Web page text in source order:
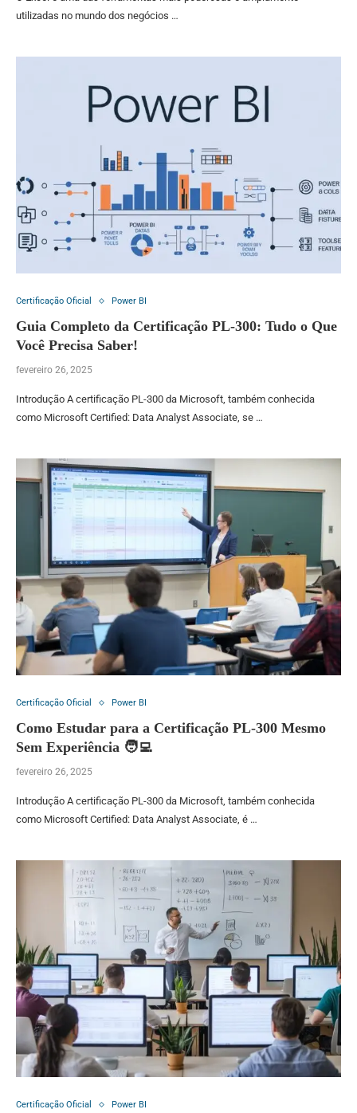
utilizadas no mundo dos negócios …
Certificação Oficial Power BI
Guia Completo da Certificação PL-300: Tudo o Que
Você Precisa Saber!
fevereiro 26, 2025
Introdução A certificação PL-300 da Microsoft, também conhecida
como Microsoft Certified: Data Analyst Associate, se …
Certificação Oficial Power BI
Como Estudar para a Certificação PL-300 Mesmo
Sem Experiência 🧑‍💻
fevereiro 26, 2025
Introdução A certificação PL-300 da Microsoft, também conhecida
como Microsoft Certified: Data Analyst Associate, é …
Certificação Oficial Power BI